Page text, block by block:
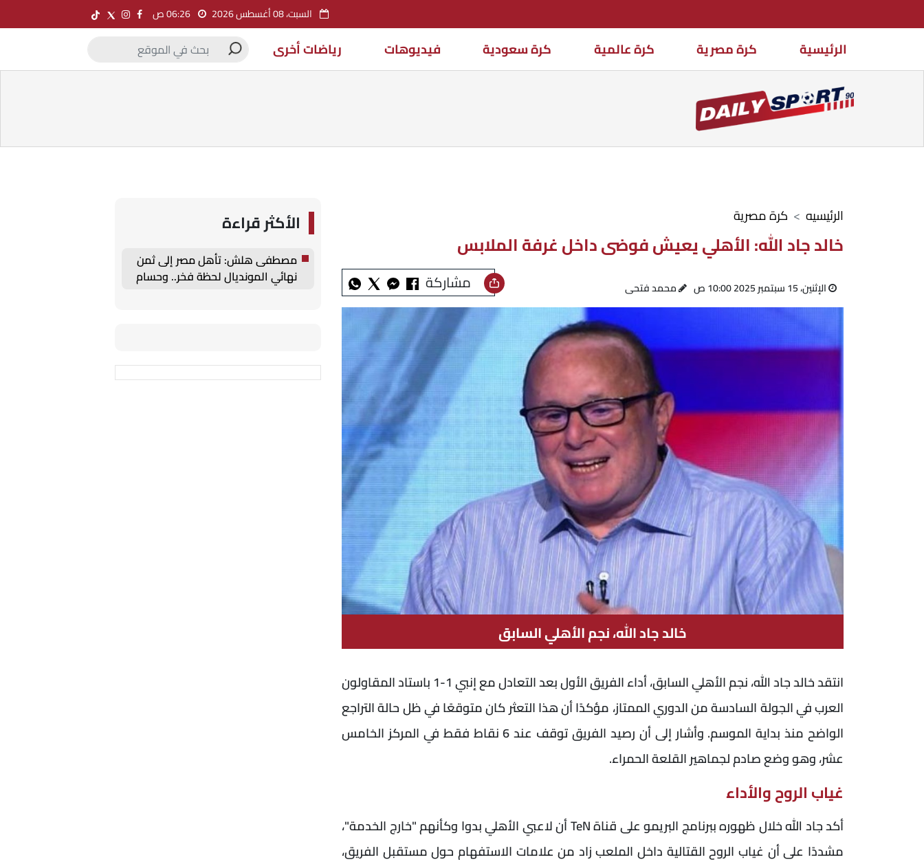
السبت، 08 أغسطس 2026 06:26 ص
الرئيسية كرة مصرية كرة عالمية كرة سعودية فيديوهات رياضات أخرى
كرة مصرية الرئيسيه
خالد جاد الله: الأهلي يعيش فوضى داخل غرفة الملابس
الإثنين، 15 سبتمبر 2025 10:00 ص محمد فتحى مشاركة
خالد جاد الله، نجم الأهلي السابق
انتقد خالد جاد الله، نجم الأهلي السابق، أداء الفريق الأول بعد التعادل مع إنبي 1-1 باستاد المقاولون
العرب في الجولة السادسة من الدوري الممتاز، مؤكدًا أن هذا التعثر كان متوقعًا في ظل حالة التراجع
الواضح منذ بداية الموسم. وأشار إلى أن رصيد الفريق توقف عند 6 نقاط فقط في المركز الخامس
عشر، وهو وضع صادم لجماهير القلعة الحمراء.
غياب الروح والأداء
أكد جاد الله خلال ظهوره ببرنامج البريمو على قناة TeN أن لاعبي الأهلي بدوا وكأنهم "خارج الخدمة"،
مشددًا على أن غياب الروح القتالية داخل الملعب زاد من علامات الاستفهام حول مستقبل الفريق،
الأكثر قراءة
مصطفى هلش: تأهل مصر إلى ثمن
نهائي المونديال لحظة فخر.. وحسام
حسن أدار المباراة بامتياز